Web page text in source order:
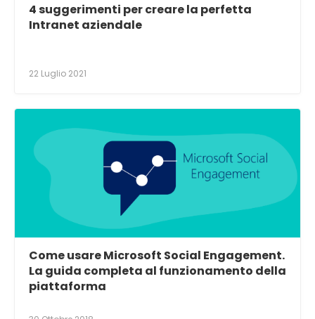
4 suggerimenti per creare la perfetta
Intranet aziendale
22 Luglio 2021
Come usare Microsoft Social Engagement.
La guida completa al funzionamento della
piattaforma